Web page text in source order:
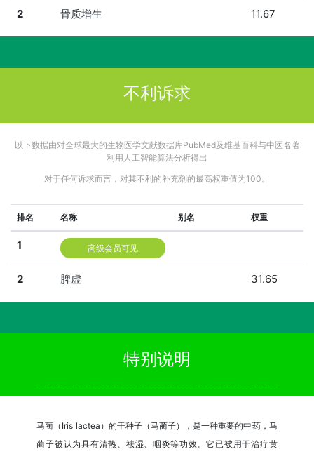
2 骨质增生 11.67
不利诉求
以下数据由对全球最大的生物医学文献数据库PubMed及维基百科与中医名著
利用人工智能算法分析得出
对于任何诉求而言，对其不利的补充剂的最高权重值为100。
排名 名称 别名 权重
1 高级会员可见
2 脾虚 31.65
特别说明
马蔺（Iris lactea）的干种子（马蔺子），是一种重要的中药，马
蔺子被认为具有清热、祛湿、咽炎等功效。它已被用于治疗黄